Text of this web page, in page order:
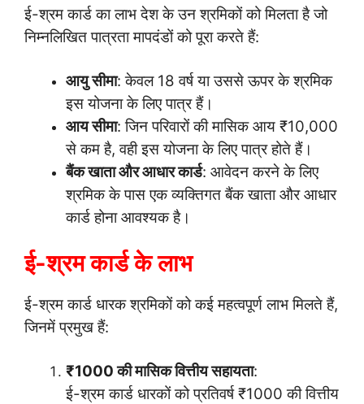
ई-श्रम कार्ड का लाभ देश के उन श्रमिकों को मिलता है जो
निम्नलिखित पात्रता मापदंडों को पूरा करते हैं:
आयु सीमा: केवल 18 वर्ष या उससे ऊपर के श्रमिक
इस योजना के लिए पात्र हैं।
आय सीमा: जिन परिवारों की मासिक आय ₹10,000
से कम है, वही इस योजना के लिए पात्र होते हैं।
बैंक खाता और आधार कार्ड: आवेदन करने के लिए
श्रमिक के पास एक व्यक्तिगत बैंक खाता और आधार
कार्ड होना आवश्यक है।
ई-श्रम कार्ड के लाभ
ई-श्रम कार्ड धारक श्रमिकों को कई महत्वपूर्ण लाभ मिलते हैं,
जिनमें प्रमुख हैं:
₹1000 की मासिक वित्तीय सहायता:
ई-श्रम कार्ड धारकों को प्रतिवर्ष ₹1000 की वित्तीय